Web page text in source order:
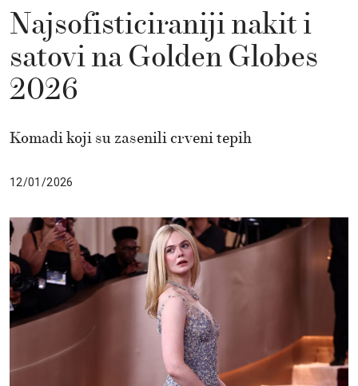
Najsofisticiraniji nakit i
satovi na Golden Globes
2026
Komadi koji su zasenili crveni tepih
12/01/2026